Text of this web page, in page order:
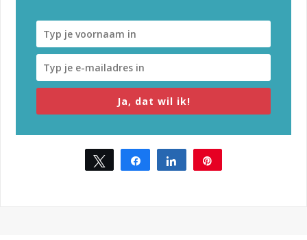
Ja, dat wil ik!
Tweet Share Share